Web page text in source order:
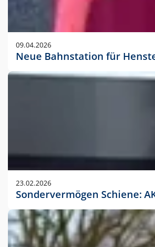
09.04.2026
Neue Bahnstation für
23.02.2026
Sondervermögen Schiene: